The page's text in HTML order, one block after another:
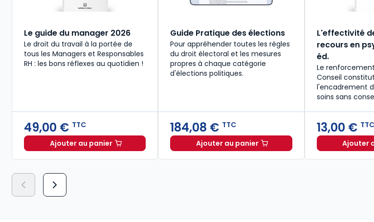
Le guide du manager 2026
Le droit du travail à la portée de
tous les Managers et Responsables
RH : les bons réflexes au quotidien !
49,00 € TTC
Ajouter au panierLe guide du manager 2026 à 49,00 € TTC
Guide Pratique des élections
Pour appréhender toutes les règles
du droit électoral et les mesures
propres à chaque catégorie
d'élections politiques.
184,08 € TTC
Ajouter au panierGuide Pratique des élections à 184,08 €
L'effectivité
recours en
éd.
Le
Conseil
l'encadrement
soins sans
13,00 € TTC
Ajouter